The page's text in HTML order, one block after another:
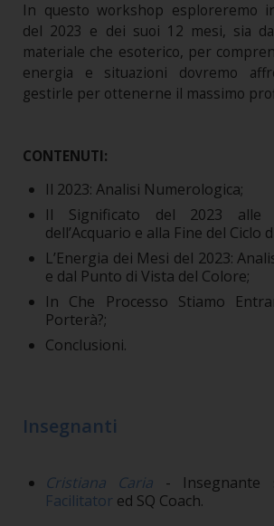
In questo workshop esploreremo
del 2023 e dei suoi 12 mesi, sia
materiale che esoterico, per
energia e situazioni dovremo
gestirle per ottenerne il massimo
CONTENUTI:
Il 2023: Analisi Numerologica;
Il Significato del 2023 alle
dell’Acquario e alla Fine del Ciclo
L’Energia dei Mesi del 2023:
e dal Punto di Vista del Colore;
In Che Processo Stiamo
Porterà?;
Conclusioni.
Insegnanti
Cristiana Caria - Insegnante
Facilitator ed SQ Coach.